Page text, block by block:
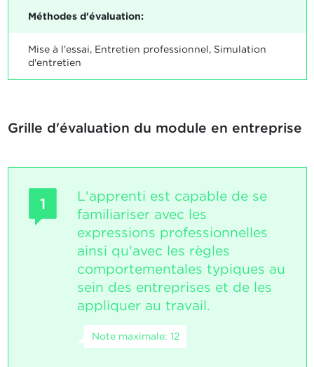
Méthodes d'évaluation:
Mise à l'essai, Entretien professionnel, Simulation
d'entretien
Grille d'évaluation du module en entreprise
1
L'apprenti est capable de se
familiariser avec les
expressions professionnelles
ainsi qu'avec les règles
comportementales typiques au
sein des entreprises et de les
appliquer au travail.
Note maximale: 12